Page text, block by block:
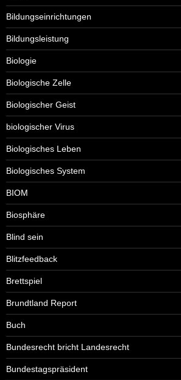
Bildungseinrichtungen
Bildungsleistung
Biologie
Biologische Zelle
Biologischer Geist
biologischer Virus
Biologisches Leben
Biologisches System
BIOM
Biosphäre
Blind sein
Blitzfeedback
Brettspiel
Brundtland Report
Buch
Bundesrecht bricht Landesrecht
Bundestagspräsident